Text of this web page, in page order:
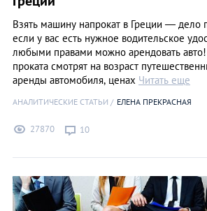
Взять машину напрокат в Греции — дело
если у вас есть нужное водительское
любыми правами можно арендовать
проката смотрят на возраст
аренды автомобиля, ценах Читать еще
АНАЛИТИЧЕСКИЕ СТАТЬИ ЕЛЕНА ПРЕКРАСНАЯ
27870 10